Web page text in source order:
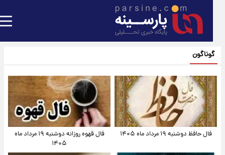
گوناگون
فال حافظ دوشنبه ۱۹ مرداد ماه ۱۴۰۵
فال قهوه روزانه دوشنبه ۱۹ مرداد ماه
۱۴۰۵